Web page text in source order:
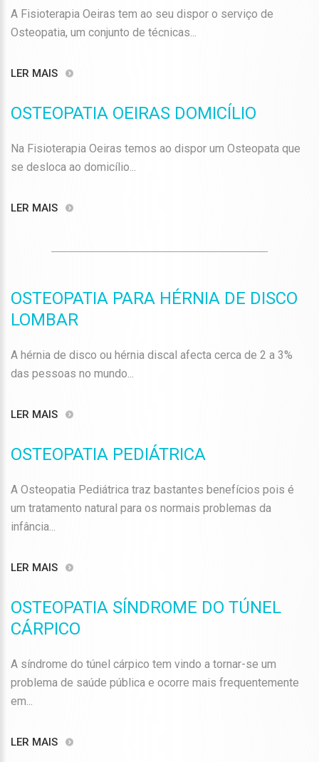
A Fisioterapia Oeiras tem ao seu dispor o serviço de
Osteopatia, um conjunto de técnicas...
LER MAIS
OSTEOPATIA OEIRAS DOMICÍLIO
Na Fisioterapia Oeiras temos ao dispor um Osteopata que
se desloca ao domicílio...
LER MAIS
OSTEOPATIA PARA HÉRNIA DE DISCO
LOMBAR
A hérnia de disco ou hérnia discal afecta cerca de 2 a 3%
das pessoas no mundo...
LER MAIS
OSTEOPATIA PEDIÁTRICA
A Osteopatia Pediátrica traz bastantes benefícios pois é
um tratamento natural para os normais problemas da
infância...
LER MAIS
OSTEOPATIA SÍNDROME DO TÚNEL
CÁRPICO
A síndrome do túnel cárpico tem vindo a tornar-se um
problema de saúde pública e ocorre mais frequentemente
em...
LER MAIS